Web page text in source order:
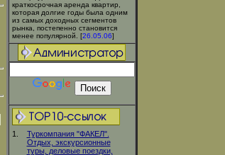
краткосрочная аренда квартир,
которая долгие годы была одним
из самых доходных сегментов
рынка, постепенно становится
менее популярной. [26.05.06]
1.
Туркомпания "ФАКЕЛ".
Отдых, экскурсионные
туры, деловые поездки,